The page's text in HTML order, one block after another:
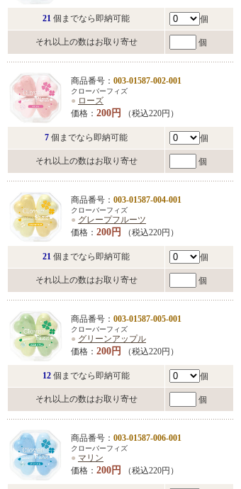
21 個までなら即納可能 個
それ以上の数はお取り寄せ 個
商品番号： 003-01587-002-001
クローバーフィズ
● ローズ
価格： 200円 （税込220円）
7 個までなら即納可能 個
それ以上の数はお取り寄せ 個
商品番号： 003-01587-004-001
クローバーフィズ
● グレープフルーツ
価格： 200円 （税込220円）
21 個までなら即納可能 個
それ以上の数はお取り寄せ 個
商品番号： 003-01587-005-001
クローバーフィズ
● グリーンアップル
価格： 200円 （税込220円）
12 個までなら即納可能 個
それ以上の数はお取り寄せ 個
商品番号： 003-01587-006-001
クローバーフィズ
● マリン
価格： 200円 （税込220円）